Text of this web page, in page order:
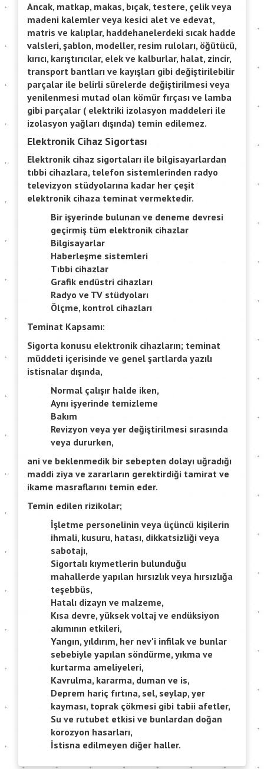
Ancak, matkap, makas, bıçak, testere, çelik veya
madeni kalemler veya kesici alet ve edevat,
matris ve kalıplar, haddehanelerdeki sıcak hadde
valsleri, şablon, modeller, resim ruloları, öğütücü,
kırıcı, karıştırıcılar, elek ve kalburlar, halat, zincir,
transport bantları ve kayışları gibi değiştirilebilir
parçalar ile belirli sürelerde değiştirilmesi veya
yenilenmesi mutad olan kömür fırçası ve lamba
gibi parçalar ( elektriki izolasyon maddeleri ile
izolasyon yağları dışında) temin edilemez.
Elektronik Cihaz Sigortası
Elektronik cihaz sigortaları ile bilgisayarlardan
tıbbi cihazlara, telefon sistemlerinden radyo
televizyon stüdyolarına kadar her çeşit
elektronik cihaza teminat vermektedir.
Bir işyerinde bulunan ve deneme devresi
geçirmiş tüm elektronik cihazlar
Bilgisayarlar
Haberleşme sistemleri
Tıbbi cihazlar
Grafik endüstri cihazları
Radyo ve TV stüdyoları
Ölçme, kontrol cihazları
Teminat Kapsamı:
Sigorta konusu elektronik cihazların; teminat
müddeti içerisinde ve genel şartlarda yazılı
istisnalar dışında,
Normal çalışır halde iken,
Aynı işyerinde temizleme
Bakım
Revizyon veya yer değiştirilmesi sırasında
veya dururken,
ani ve beklenmedik bir sebepten dolayı uğradığı
maddi ziya ve zararların gerektirdiği tamirat ve
ikame masraflarını temin eder.
Temin edilen rizikolar;
İşletme personelinin veya üçüncü kişilerin
ihmali, kusuru, hatası, dikkatsizliği veya
sabotajı,
Sigortalı kıymetlerin bulunduğu
mahallerde yapılan hırsızlık veya hırsızlığa
teşebbüs,
Hatalı dizayn ve malzeme,
Kısa devre, yüksek voltaj ve endüksiyon
akımının etkileri,
Yangın, yıldırım, her nev'i infilak ve bunlar
sebebiyle yapılan söndürme, yıkma ve
kurtarma ameliyeleri,
Kavrulma, kararma, duman ve is,
Deprem hariç fırtına, sel, seylap, yer
kayması, toprak çökmesi gibi tabii afetler,
Su ve rutubet etkisi ve bunlardan doğan
korozyon hasarları,
İstisna edilmeyen diğer haller.